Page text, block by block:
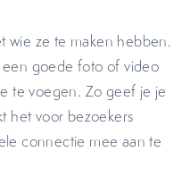
wie ze te maken hebben.
goede foto of video
te voegen. Zo geef je je
het voor bezoekers
connectie mee aan te